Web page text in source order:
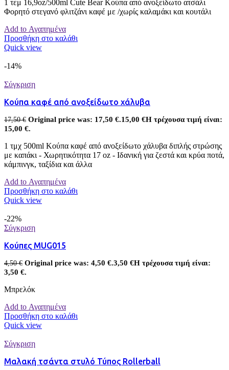
1 τεμ 16,9oz/500ml Cute Bear Κούπα από ανοξείδωτο ατσάλι
Φορητό στεγανό φλιτζάνι καφέ με /χωρίς καλαμάκι και κουτάλι
Add to Αγαπημένα
Προσθήκη στο καλάθι
Quick view
-14%
Σύγκριση
Κούπα καφέ από ανοξείδωτο χάλυβα
17,50€ Original price was: 17,50 €.15,00 €Η τρέχουσα τιμή είναι:
15,00 €.
1 τμχ 500ml Κούπα καφέ από ανοξείδωτο χάλυβα διπλής στρώσης
με καπάκι - Χωρητικότητα 17 oz - Ιδανική για ζεστά και κρύα ποτά,
κάμπινγκ, ταξίδια και άλλα
Add to Αγαπημένα
Προσθήκη στο καλάθι
Quick view
-22%
Σύγκριση
Κούπες MUG015
4,50€ Original price was: 4,50 €.3,50 €Η τρέχουσα τιμή είναι:
3,50 €.
Μπρελόκ
Add to Αγαπημένα
Προσθήκη στο καλάθι
Quick view
Σύγκριση
Μαλακή τσάντα στυλό Τύπος Rollerball